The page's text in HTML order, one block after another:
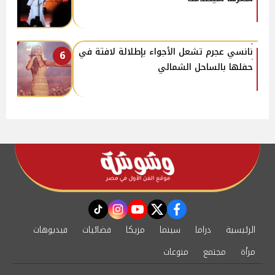
6
نانسي عجرم تشعل الأجواء بإطلالة لافتة في
حفلها بالساحل الشمالي
facebook
twitter
youtube
instagram
tiktok
الرئيسية دراما سينما مزيكا فضائيات
فيديوهات
مرأة
مجتمع
منوعات